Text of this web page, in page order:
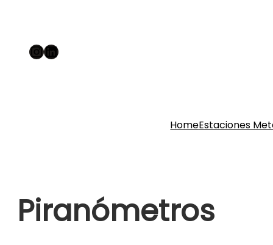
InstagramLinkedIn
HomeEstaciones
Piranómetros